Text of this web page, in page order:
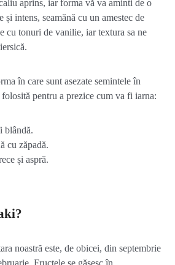
aprins, iar forma vă va aminti de o
și intens, seamănă cu un amestec de
cu tonuri de vanilie, iar textura sa ne
în care sunt asezate semintele în
pentru a prezice cum va fi iarna:
blândă.
cu zăpadă.
și aspră.
noastră este, de obicei, din septembrie